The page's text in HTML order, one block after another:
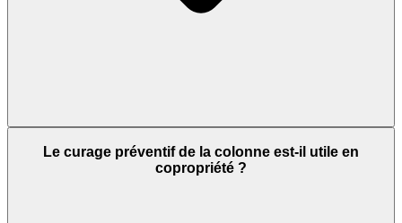
Le curage préventif de la colonne est-il utile en
copropriété ?